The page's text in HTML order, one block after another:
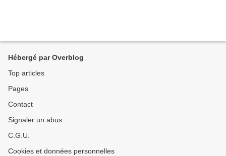
Hébergé par Overblog
Top articles
Pages
Contact
Signaler un abus
C.G.U.
Cookies et données personnelles